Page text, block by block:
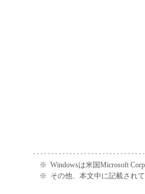
３．保証
止。）
※ Windowsは米国Microsoft
※ その他、本文中に記載され